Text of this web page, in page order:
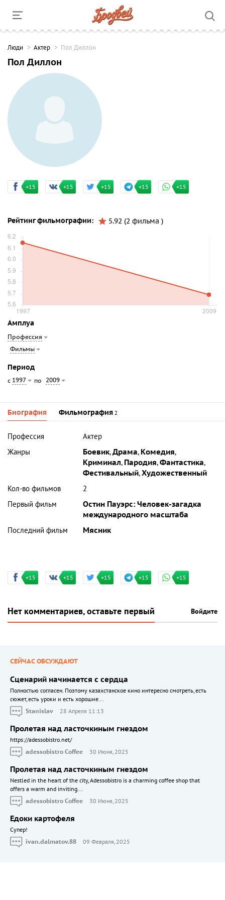
Люди Актер Пол Диллон
Пол Диллон
+15 +15 +15 +15 +15
Рейтинг фильмографии: 5.92 (2 фильма )
Амплуа
Профессия
Фильмы
Период
с 1997 по 2009
Биография Фильмография 2
Профессия
Актер
Жанры
Боевик,Драма, Комедия,
Криминал, Пародия,Фантастика,
Фестивальный,Художественный
Кол-во фильмов
2
Первый фильм
Остин Пауэрс: Человек-загадка
международного масштаба
Последний фильм
Мясник
+15 +15 +15 +15 +15
Нет комментариев, оставьте первый Войдите
СЕЙЧАС ОБСУЖДАЮТ
Сценарий начинается с сердца
Полностью согласен. Поэтому казахстанское кино интересно смотреть, есть
сюжет, есть уроки и есть хорошие...
Stanislav
28 Апреля 11:13
Пролетая над ласточкиным гнездом
https://adessobistro.net/
adessobistro Coffee
30 Июня, 2025
Пролетая над ласточкиным гнездом
Nestled in the heart of the city, Adessobistro is a charming coffee shop that
offers a warm and inviting...
adessobistro Coffee
30 Июня, 2025
Едоки картофеля
Cупер!
ivan.dalmatov.88
09 Февраля, 2025